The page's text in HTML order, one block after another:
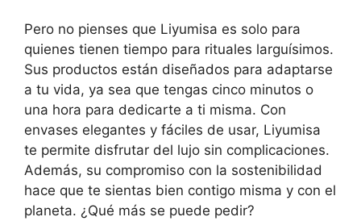
Pero no pienses que Liyumisa es solo para
quienes tienen tiempo para rituales larguísimos.
Sus productos están diseñados para adaptarse
a tu vida, ya sea que tengas cinco minutos o
una hora para dedicarte a ti misma. Con
envases elegantes y fáciles de usar, Liyumisa
te permite disfrutar del lujo sin complicaciones.
Además, su compromiso con la sostenibilidad
hace que te sientas bien contigo misma y con el
planeta. ¿Qué más se puede pedir?